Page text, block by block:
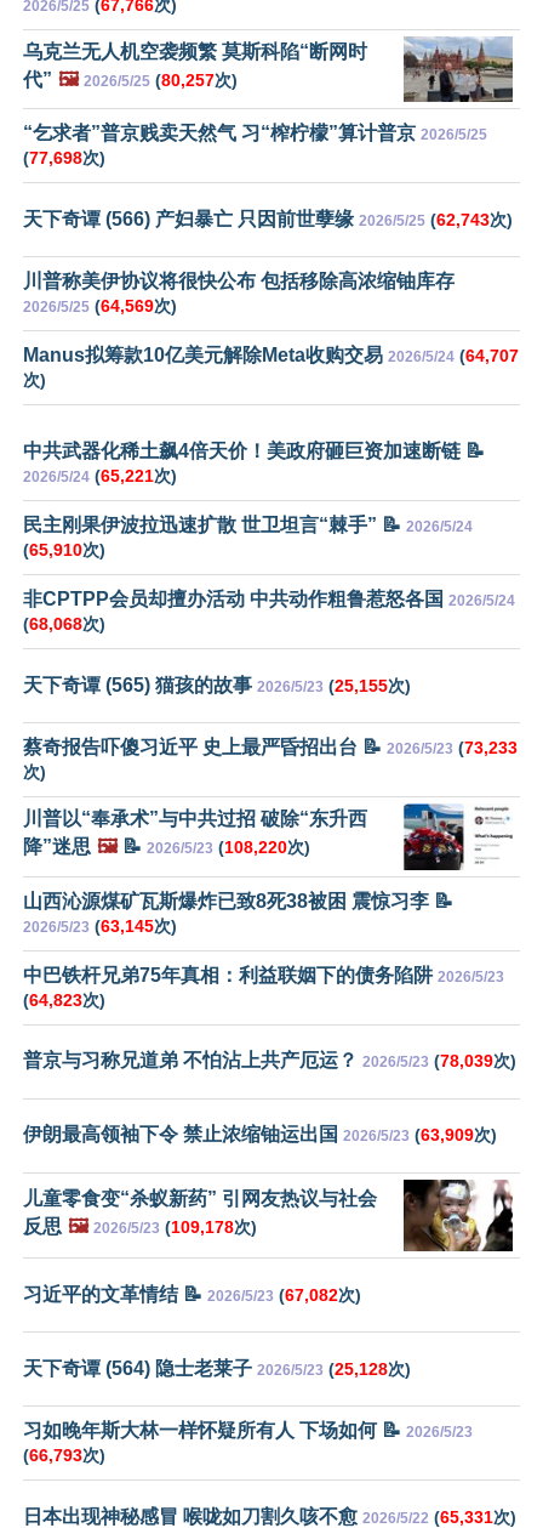
2026/5/25 (67,766次)
乌克兰无人机空袭频繁 莫斯科陷“断网时
代” 🖼️ 2026/5/25 (80,257次)
“乞求者”普京贱卖天然气 习“榨柠檬”算计普京 2026/5/25
(77,698次)
天下奇谭 (566) 产妇暴亡 只因前世孽缘 2026/5/25 (62,743次)
川普称美伊协议将很快公布 包括移除高浓缩铀库存
2026/5/25 (64,569次)
Manus拟筹款10亿美元解除Meta收购交易 2026/5/24 (64,707
次)
中共武器化稀土飙4倍天价！美政府砸巨资加速断链 📝
2026/5/24 (65,221次)
民主刚果伊波拉迅速扩散 世卫坦言“棘手” 📝 2026/5/24
(65,910次)
非CPTPP会员却擅办活动 中共动作粗鲁惹怒各国 2026/5/24
(68,068次)
天下奇谭 (565) 猫孩的故事 2026/5/23 (25,155次)
蔡奇报告吓傻习近平 史上最严昏招出台 📝 2026/5/23 (73,233
次)
川普以“奉承术”与中共过招 破除“东升西
降”迷思 🖼️📝 2026/5/23 (108,220次)
山西沁源煤矿瓦斯爆炸已致8死38被困 震惊习李 📝
2026/5/23 (63,145次)
中巴铁杆兄弟75年真相：利益联姻下的债务陷阱 2026/5/23
(64,823次)
普京与习称兄道弟 不怕沾上共产厄运？ 2026/5/23 (78,039次)
伊朗最高领袖下令 禁止浓缩铀运出国 2026/5/23 (63,909次)
儿童零食变“杀蚁新药” 引网友热议与社会
反思 🖼️ 2026/5/23 (109,178次)
习近平的文革情结 📝 2026/5/23 (67,082次)
天下奇谭 (564) 隐士老莱子 2026/5/23 (25,128次)
习如晚年斯大林一样怀疑所有人 下场如何 📝 2026/5/23
(66,793次)
日本出现神秘感冒 喉咙如刀割久咳不愈 2026/5/22 (65,331次)